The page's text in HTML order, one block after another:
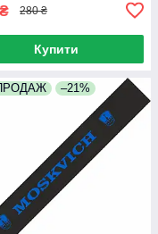
₴ 280 ₴
Купити
–21%